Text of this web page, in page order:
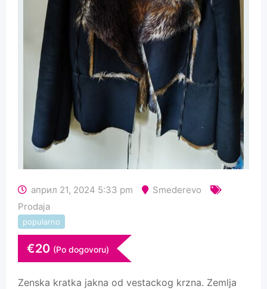
април 21, 2024 5:33 pm
Smederevo
Prodaja
popularno
€20 (Po dogovoru)
Zenska kratka jakna od vestackog krzna. Zemlja